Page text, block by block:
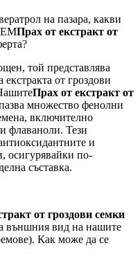
на пазара, какви
Прах от екстракт от
той представлява
от гроздови
Прах от екстракт от
множество фенолни
включително
флаваноли. Тези
и
осигурявайки по-
съставка.
от гроздови семки
външния вид на нашите
Как може да се